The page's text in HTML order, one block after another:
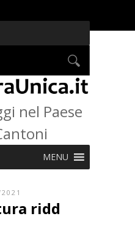
nel Paese
MENU
ridd